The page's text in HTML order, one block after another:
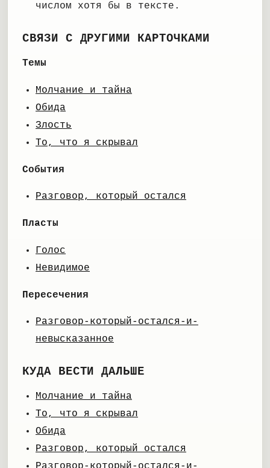
числом хотя бы в тексте.
СВЯЗИ С ДРУГИМИ КАРТОЧКАМИ
Темы
Молчание и тайна
Обида
Злость
То, что я скрывал
События
Разговор, который остался
Пласты
Голос
Невидимое
Пересечения
Разговор-который-остался-и-
невысказанное
КУДА ВЕСТИ ДАЛЬШЕ
Молчание и тайна
То, что я скрывал
Обида
Разговор, который остался